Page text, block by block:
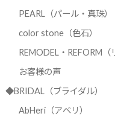
PEARL（パール・真珠）
color stone（色石）
REMODEL・REFORM
お客様の声
◆BRIDAL（ブライダル）
AbHeri（アベリ）